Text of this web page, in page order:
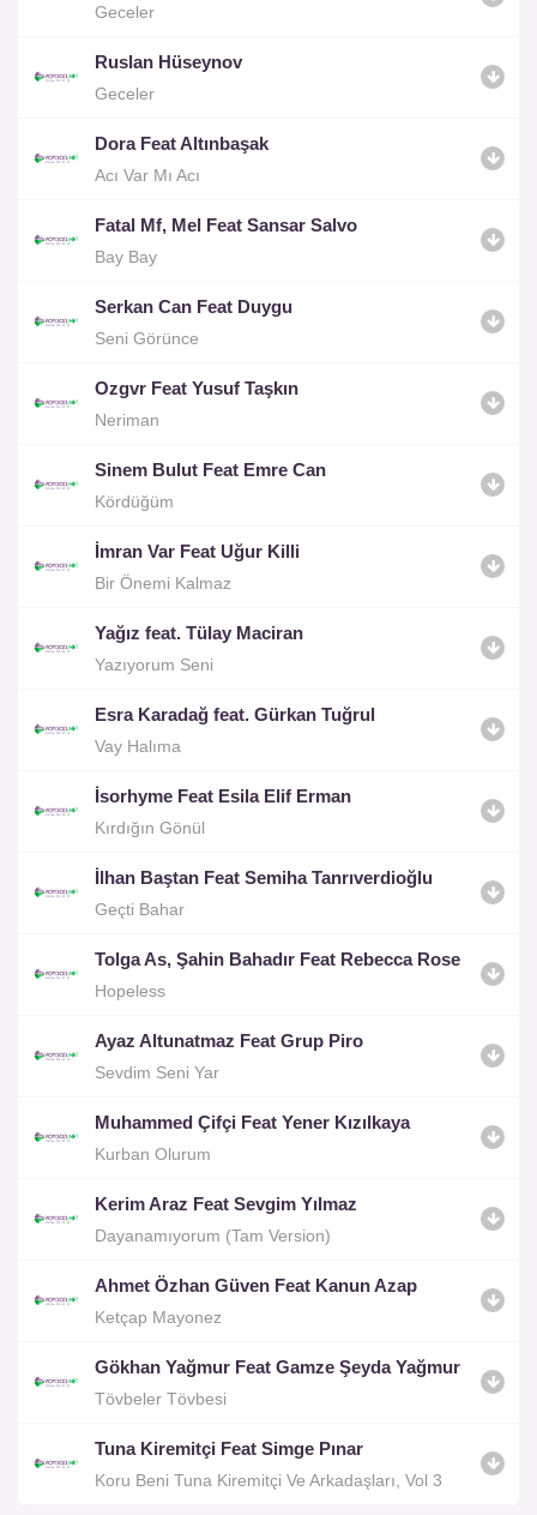
Geceler
Ruslan Hüseynov
Geceler
Dora Feat Altınbaşak
Acı Var Mı Acı
Fatal Mf, Mel Feat Sansar Salvo
Bay Bay
Serkan Can Feat Duygu
Seni Görünce
Ozgvr Feat Yusuf Taşkın
Neriman
Sinem Bulut Feat Emre Can
Kördüğüm
İmran Var Feat Uğur Killi
Bir Önemi Kalmaz
Yağız feat. Tülay Maciran
Yazıyorum Seni
Esra Karadağ feat. Gürkan Tuğrul
Vay Halıma
İsorhyme Feat Esila Elif Erman
Kırdığın Gönül
İlhan Baştan Feat Semiha Tanrıverdioğlu
Geçti Bahar
Tolga As, Şahin Bahadır Feat Rebecca Rose
Hopeless
Ayaz Altunatmaz Feat Grup Piro
Sevdim Seni Yar
Muhammed Çifçi Feat Yener Kızılkaya
Kurban Olurum
Kerim Araz Feat Sevgim Yılmaz
Dayanamıyorum (Tam Version)
Ahmet Özhan Güven Feat Kanun Azap
Ketçap Mayonez
Gökhan Yağmur Feat Gamze Şeyda Yağmur
Tövbeler Tövbesi
Tuna Kiremitçi Feat Simge Pınar
Koru Beni Tuna Kiremitçi Ve Arkadaşları, Vol 3